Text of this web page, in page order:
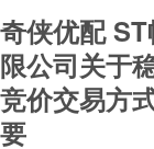
奇侠优配
限公司关于
竞价交易方
要